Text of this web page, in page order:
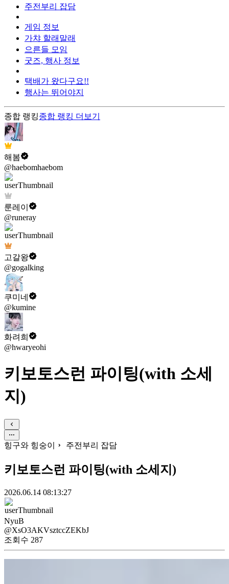
주전부리 잡담
게임 정보
가챠 할래말래
으른들 모임
굿즈, 행사 정보
택배가 왔다구요!!
행사는 뛰어야지
종합 랭킹종합 랭킹 더보기
해봄
@haebomhaebom
룬레이
@runeray
고갈왕
@gogalking
쿠미네
@kumine
화려희
@hwaryeohi
키보토스런 파이팅(with 소세
지)
힝구와 힝숭이 주전부리 잡담
키보토스런 파이팅(with 소세지)
2026.06.14 08:13:27
NyuB
@XsO3AKVsztccZEKbJ
조회수 287